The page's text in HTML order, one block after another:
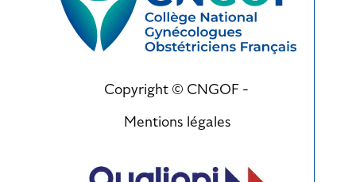
Copyright © CNGOF -
Mentions légales